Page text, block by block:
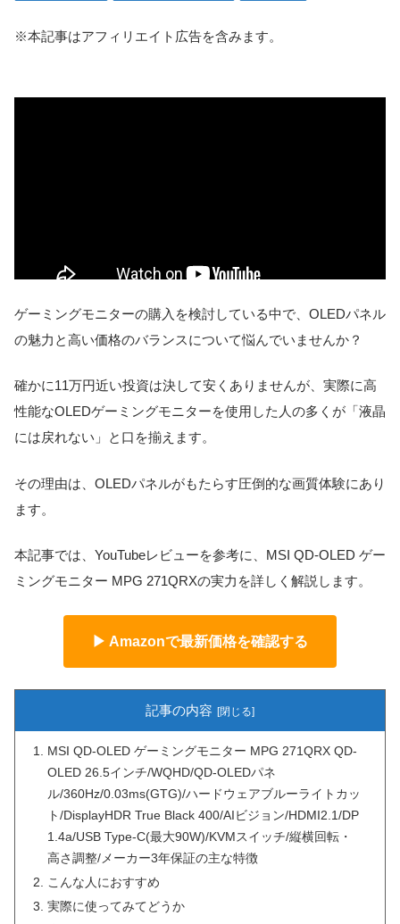
※本記事はアフィリエイト広告を含みます。
ゲーミングモニターの購入を検討している中で、OLEDパネル
の魅力と高い価格のバランスについて悩んでいませんか？
確かに11万円近い投資は決して安くありませんが、実際に高
性能なOLEDゲーミングモニターを使用した人の多くが「液晶
には戻れない」と口を揃えます。
その理由は、OLEDパネルがもたらす圧倒的な画質体験にあり
ます。
本記事では、YouTubeレビューを参考に、MSI QD-OLED ゲー
ミングモニター MPG 271QRXの実力を詳しく解説します。
▶ Amazonで最新価格を確認する
記事の内容
MSI QD-OLED ゲーミングモニター MPG 271QRX QD-
OLED 26.5インチ/WQHD/QD-OLEDパネ
ル/360Hz/0.03ms(GTG)/ハードウェアブルーライトカッ
ト/DisplayHDR True Black 400/AIビジョン/HDMI2.1/DP
1.4a/USB Type-C(最大90W)/KVMスイッチ/縦横回転・
高さ調整/メーカー3年保証の主な特徴
こんな人におすすめ
実際に使ってみてどうか